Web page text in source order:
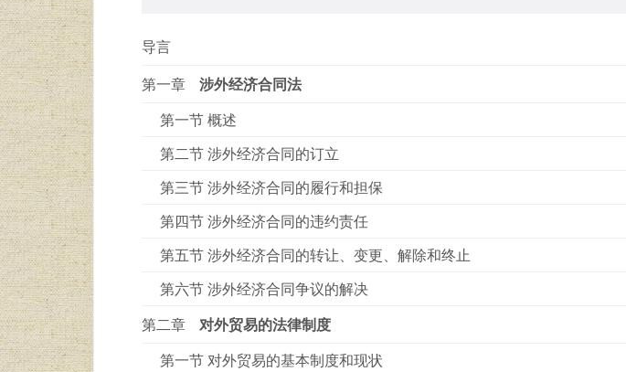
导言
第一章
涉外经济合同法
第一节 概述
第二节 涉外经济合同的订立
第三节 涉外经济合同的履行和担保
第四节 涉外经济合同的违约责任
第五节 涉外经济合同的转让、变更、解除和终止
第六节 涉外经济合同争议的解决
第二章
对外贸易的法律制度
第一节 对外贸易的基本制度和现状